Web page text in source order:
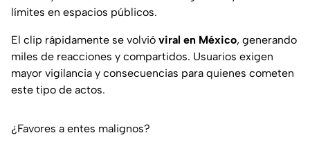
límites en espacios públicos.
El clip rápidamente se volvió viral en México, generando
miles de reacciones y compartidos. Usuarios exigen
mayor vigilancia y consecuencias para quienes cometen
este tipo de actos.
¿Favores a entes malignos?